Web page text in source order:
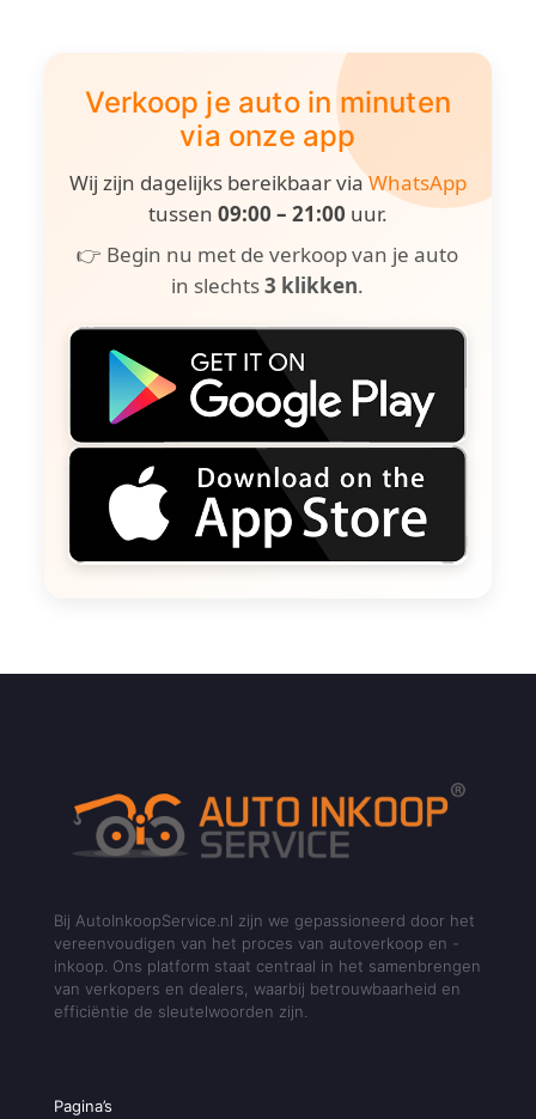
Verkoop je auto in minuten
via onze app
Wij zijn dagelijks bereikbaar viaWhatsApp
tussen 09:00 – 21:00 uur.
👉 Begin nu met de verkoop van je auto
in slechts3 klikken.
Bij AutoInkoopService.nl zijn we gepassioneerd door het
vereenvoudigen van het proces van autoverkoop en -
inkoop. Ons platform staat centraal in het samenbrengen
van verkopers en dealers, waarbij betrouwbaarheid en
efficiëntie de sleutelwoorden zijn.
Pagina’s